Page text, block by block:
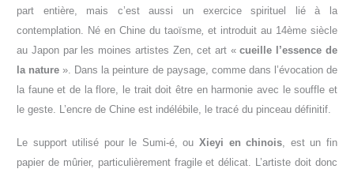
part entière, mais c’est aussi un exercice spirituel lié à la
contemplation. Né en Chine du taoïsme, et introduit au 14ème siècle
au Japon par les moines artistes Zen, cet art «cueille l’essence de
la nature». Dans la peinture de paysage, comme dans l’évocation de
la faune et de la flore, le trait doit être en harmonie avec le souffle et
le geste. L’encre de Chine est indélébile, le tracé du pinceau définitif.
Le support utilisé pour le Sumi-é, ouXieyi en chinois , est un fin
papier de mûrier, particulièrement fragile et délicat.
L’artiste doit donc